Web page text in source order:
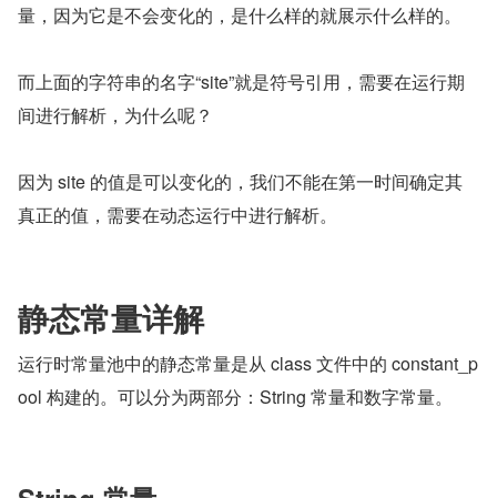
量，因为它是不会变化的，是什么样的就展示什么样的。
而上面的字符串的名字“site”就是符号引用，需要在运行期
间进行解析，为什么呢？
因为 site 的值是可以变化的，我们不能在第一时间确定其
真正的值，需要在动态运行中进行解析。
静态常量详解
运行时常量池中的静态常量是从 class 文件中的 constant_p
ool 构建的。可以分为两部分：String 常量和数字常量。